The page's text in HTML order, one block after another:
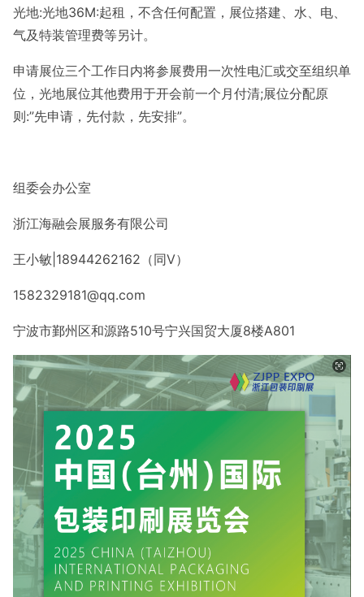
光地:光地36M:起租，不含任何配置，展位搭建、水、电、
气及特装管理费等另计。
申请展位三个工作日内将参展费用一次性电汇或交至组织单
位，光地展位其他费用于开会前一个月付清;展位分配原
则:”先申请，先付款，先安排”。
组委会办公室
浙江海融会展服务有限公司
王小敏|18944262162（同V）
1582329181@qq.com
宁波市鄞州区和源路510号宁兴国贸大厦8楼A801